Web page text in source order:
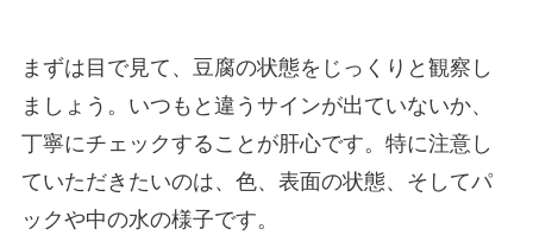
まずは目で見て、豆腐の状態をじっくりと観察し
ましょう。いつもと違うサインが出ていないか、
丁寧にチェックすることが肝心です。特に注意し
ていただきたいのは、色、表面の状態、そしてパ
ックや中の水の様子です。